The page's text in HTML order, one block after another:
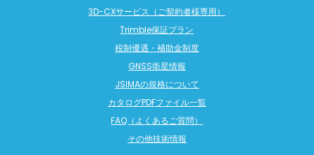
3D-CXサービス（ご契約者様専用）
Trimble保証プラン
税制優遇・補助金制度
GNSS衛星情報
JSIMAの規格について
カタログPDFファイル一覧
FAQ（よくあるご質問）
その他技術情報